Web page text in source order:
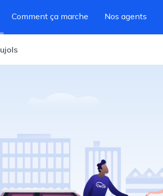
Comment ça marche Nos agents
Pujols